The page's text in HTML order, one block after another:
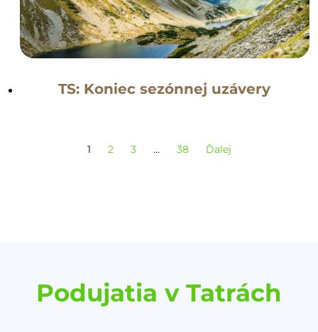
TS: Koniec sezónnej uzávery
1 2 3 … 38 Ďalej
Podujatia v Tatrách